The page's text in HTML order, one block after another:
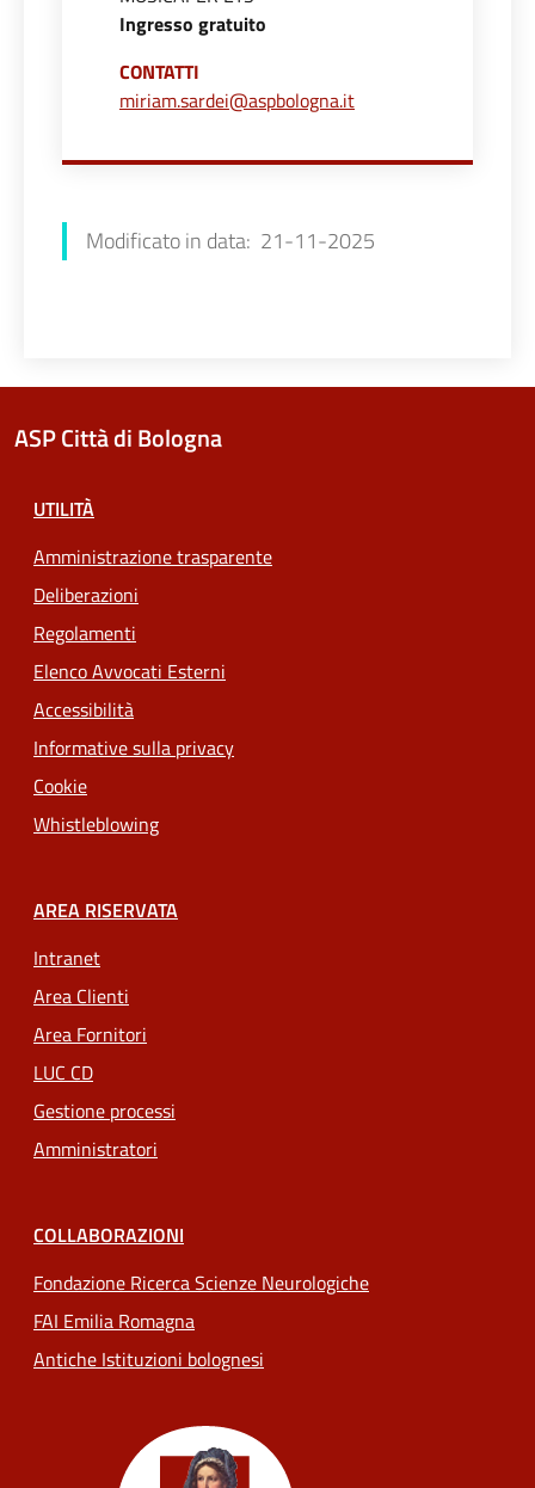
Ingresso gratuito
CONTATTI
miriam.sardei@aspbologna.it
Modificato in data: 21-11-2025
ASP Città di Bologna
UTILITÀ
Amministrazione trasparente
Deliberazioni
Regolamenti
Elenco Avvocati Esterni
Accessibilità
Informative sulla privacy
Cookie
Whistleblowing
AREA RISERVATA
Intranet
Area Clienti
Area Fornitori
LUC CD
Gestione processi
Amministratori
COLLABORAZIONI
Fondazione Ricerca Scienze Neurologiche
FAI Emilia Romagna
Antiche Istituzioni bolognesi